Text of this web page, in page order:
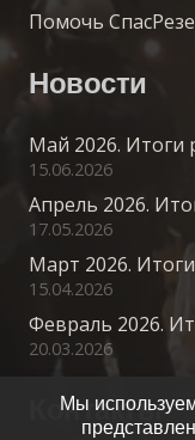
Помочь
Новости
Май 2026. Итоги
15.06.2026
Апрель 2026.
17.05.2026
Март 2026.
15.04.2026
Февраль 2026.
20.03.2026
Контакты
Мы